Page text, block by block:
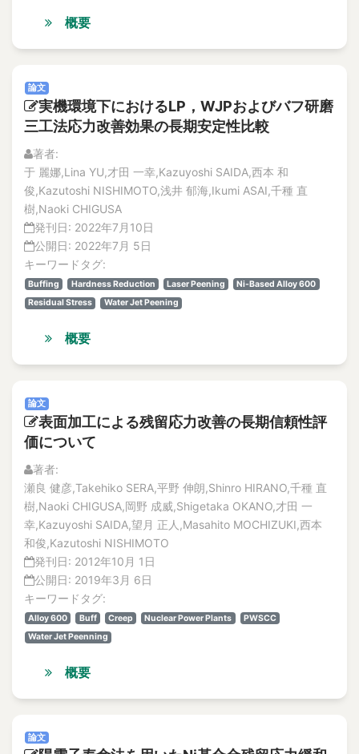
概要
論文
実機環境下におけるLP，WJPおよびバフ研磨
三工法応力改善効果の長期安定性比較
著者:
于 麗娜,Lina YU,才田 一幸,Kazuyoshi SAIDA,西本 和
俊,Kazutoshi NISHIMOTO,浅井 郁海,Ikumi ASAI,千種 直
樹,Naoki CHIGUSA
発刊日: 2022年7月10日
公開日: 2022年7月 5日
キーワードタグ:
Buffing Hardness Reduction Laser Peening
Ni-Based Alloy 600
Residual Stress
Water Jet Peening
概要
論文
表面加工による残留応力改善の長期信頼性評
価について
著者:
瀬良 健彦,Takehiko SERA,平野 伸朗,Shinro HIRANO,千種 直
樹,Naoki CHIGUSA,岡野 成威,Shigetaka OKANO,才田 一
幸,Kazuyoshi SAIDA,望月 正人,Masahito MOCHIZUKI,西本
和俊,Kazutoshi NISHIMOTO
発刊日: 2012年10月 1日
公開日: 2019年3月 6日
キーワードタグ:
Alloy 600 Buff Creep Nuclear Power Plants
PWSCC
Water Jet Peenning
概要
論文